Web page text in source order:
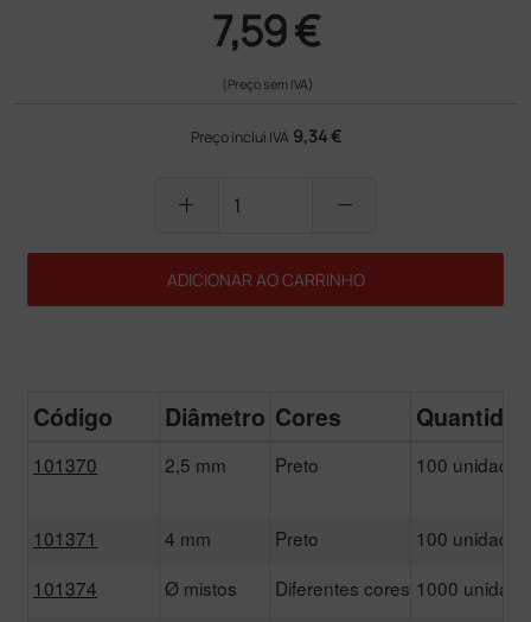
7,59 €
(Preço sem IVA)
Preço inclui IVA 9,34 €
add remove
ADICIONAR AO CARRINHO
Código Diâmetro Cores
101370 2,5 mm Preto 100 unidades
101371 4 mm Preto
100 unidades
101374
Ø mistos Diferentes cores 1000